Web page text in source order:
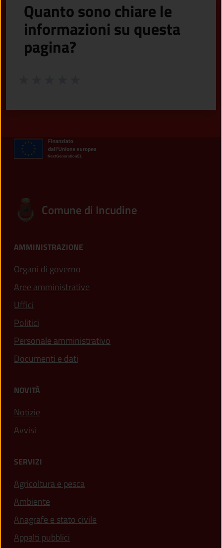
Quanto sono chiare le
informazioni su questa
pagina?
Comune di Incudine
AMMINISTRAZIONE
Organi di governo
Aree amministrative
Uffici
Politici
Personale amministrativo
Documenti e dati
NOVITÀ
Notizie
Avvisi
SERVIZI
Agricoltura e pesca
Ambiente
Anagrafe e stato civile
Appalti pubblici